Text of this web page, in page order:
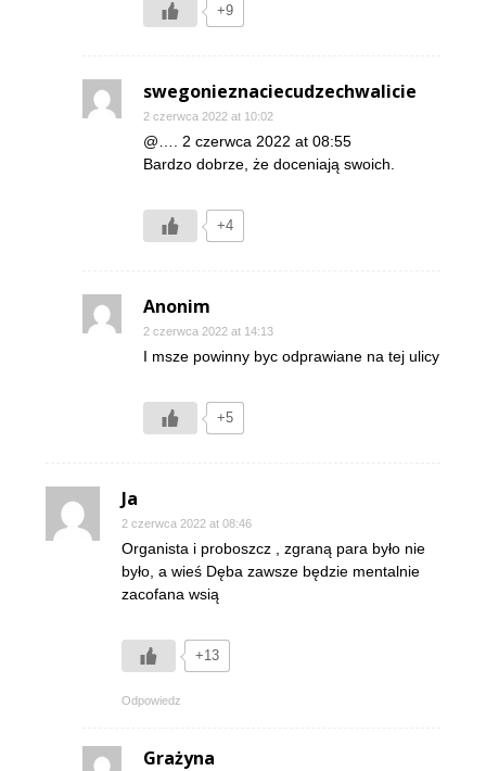
+9
swegonieznaciecudzechwalicie
2 czerwca 2022 at 10:02
@…. 2 czerwca 2022 at 08:55
Bardzo dobrze, że doceniają swoich.
+4
Anonim
2 czerwca 2022 at 14:13
I msze powinny byc odprawiane na tej ulicy
+5
Ja
2 czerwca 2022 at 08:46
Organista i proboszcz , zgraną para było nie
było, a wieś Dęba zawsze będzie mentalnie
zacofana wsią
+13
Odpowiedz
Grażyna